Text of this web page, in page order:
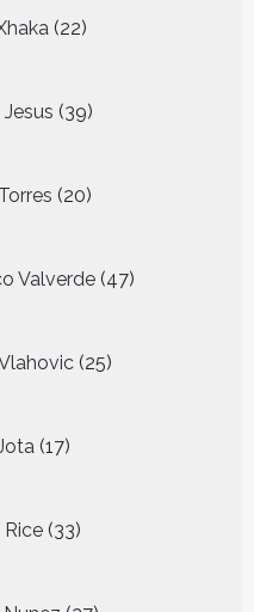
22
producten
39
producten
20
producten
Valverde 47
producten
25
producten
17
producten
Rice 33
producten